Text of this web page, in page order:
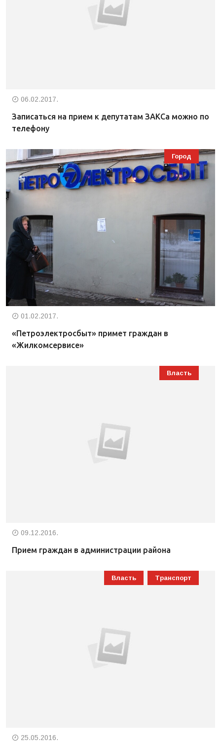
06.02.2017.
Записаться на прием к депутатам ЗАКСа можно по
телефону
Город
01.02.2017.
«Петроэлектросбыт» примет граждан в
«Жилкомсервисе»
Власть
09.12.2016.
Прием граждан в администрации района
Власть Транспорт
25.05.2016.